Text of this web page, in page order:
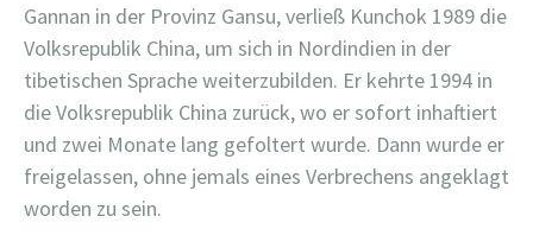
Gannan in der Provinz Gansu, verließ Kunchok 1989 die
Volksrepublik China, um sich in Nordindien in der
tibetischen Sprache weiterzubilden. Er kehrte 1994 in
die Volksrepublik China zurück, wo er sofort inhaftiert
und zwei Monate lang gefoltert wurde. Dann wurde er
freigelassen, ohne jemals eines Verbrechens angeklagt
worden zu sein.